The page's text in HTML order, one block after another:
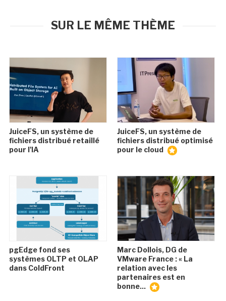
SUR LE MÊME THÈME
JuiceFS, un système de
fichiers distribué retaillé
pour l'IA
JuiceFS, un système de
fichiers distribué optimisé
pour le cloud
pgEdge fond ses
systèmes OLTP et OLAP
dans ColdFront
Marc Dollois, DG de
VMware France : « La
relation avec les
partenaires est en
bonne...